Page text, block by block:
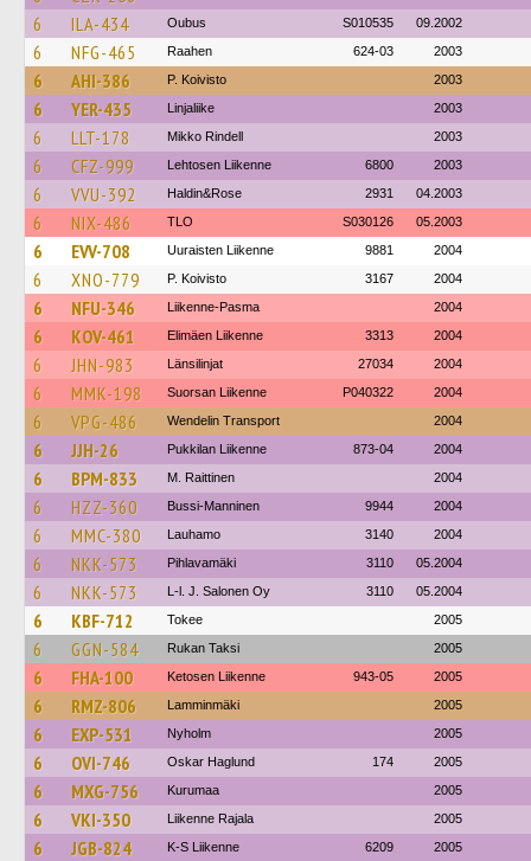
6 ILA-434 Oubus S010535 09.2002
6 NFG-465 Raahen 624-03 2003
6 AHI-386 P. Koivisto 2003
6 YER-435 Linjaliike 2003
6 LLT-178 Mikko Rindell 2003
6 CFZ-999 Lehtosen Liikenne 6800 2003
6 VVU-392 Haldin&Rose 2931 04.2003
6 NIX-486 TLO S030126 05.2003
6 EVV-708 Uuraisten Liikenne 9881 2004
6 XNO-779 P. Koivisto 3167 2004
6 NFU-346 Liikenne-Pasma 2004
6 KOV-461 Elimäen Liikenne 3313 2004
6 JHN-983 Länsilinjat 27034 2004
6 MMK-198 Suorsan Liikenne P040322 2004
6 VPG-486 Wendelin Transport 2004
6 JJH-26 Pukkilan Liikenne 873-04 2004
6 BPM-833 M. Raittinen 2004
6 HZZ-360 Bussi-Manninen 9944 2004
6 MMC-380 Lauhamo 3140 2004
6 NKK-573 Pihlavamäki 3110 05.2004
6 NKK-573 L-l. J. Salonen Oy 3110 05.2004
6 KBF-712 Tokee 2005
6 GGN-584 Rukan Taksi 2005
6 FHA-100 Ketosen Liikenne 943-05 2005
6 RMZ-806 Lamminmäki 2005
6 EXP-531 Nyholm 2005
6 OVI-746 Oskar Haglund 174 2005
6 MXG-756 Kurumaa 2005
6 VKI-350 Liikenne Rajala 2005
6 JGB-824 K-S Liikenne 6209 2005